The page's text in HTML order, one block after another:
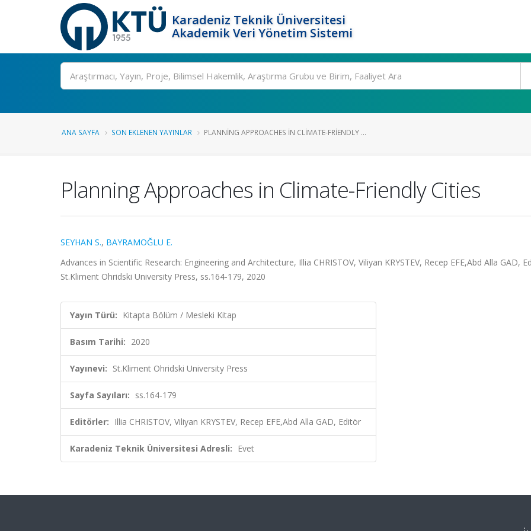
Karadeniz Teknik Üniversitesi
Akademik Veri Yönetim Sistemi
Ara
ANA SAYFA SON EKLENEN YAYINLAR PLANNING APPROACHES IN CLIMATE-FRIENDLY ...
Planning Approaches in Climate-Friendly Cities
SEYHAN S., BAYRAMOĞLU E.
Advances in Scientific Research: Engineering and Architecture, Illia CHRISTOV, Viliyan KRYSTEV, Recep EFE,Abd Alla GAD,
St.Kliment Ohridski University Press, ss.164-179, 2020
Yayın Türü: Kitapta Bölüm / Mesleki Kitap
Basım Tarihi: 2020
Yayınevi: St.Kliment Ohridski University Press
Sayfa Sayıları: ss.164-179
Editörler: Illia CHRISTOV, Viliyan KRYSTEV, Recep EFE,Abd Alla GAD, Editör
Karadeniz Teknik Üniversitesi Adresli: Evet